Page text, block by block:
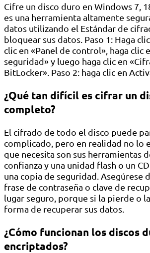
Cifre un disco duro en Windows 7,
es una herramienta altamente
datos utilizando el Estándar de
bloquear sus datos. Paso 1: Haga
clic en «Panel de control», haga clic
seguridad» y luego haga clic en
BitLocker». Paso 2: haga clic en
¿Qué tan difícil es cifrar un
completo?
El cifrado de todo el disco puede
complicado, pero en realidad no lo
que necesita son sus herramientas
confianza y una unidad flash o un
una copia de seguridad. Asegúrese
frase de contraseña o clave de
lugar seguro, porque si la pierde o
forma de recuperar sus datos.
¿Cómo funcionan los discos
encriptados?